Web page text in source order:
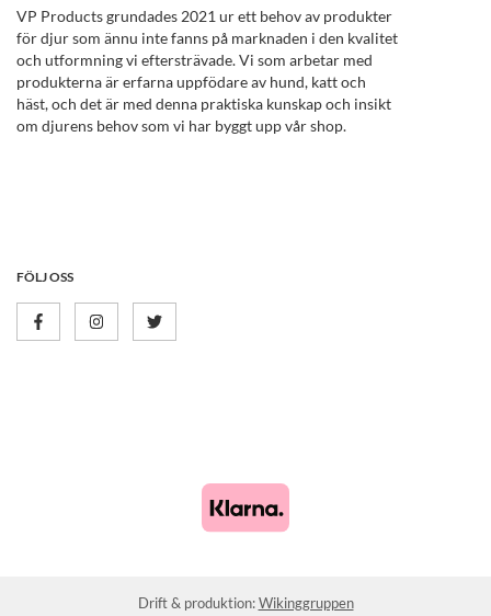
VP Products grundades 2021 ur ett behov av produkter
för djur som ännu inte fanns på marknaden i den kvalitet
och utformning vi eftersträvade. Vi som arbetar med
produkterna är erfarna uppfödare av hund, katt och
häst, och det är med denna praktiska kunskap och insikt
om djurens behov som vi har byggt upp vår shop.
FÖLJ OSS
Drift & produktion:Wikinggruppen